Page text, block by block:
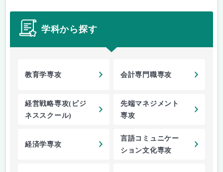
学科から探す
教育学専攻 会計専門職専攻
経営戦略専攻(ビジ
ネススクール)
先端マネジメント
専攻
経済学専攻
言語コミュニケー
ション文化専攻